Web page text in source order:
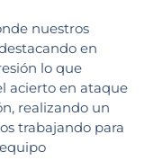
nuestros
en
lo que
acierto en ataque
realizando un
trabajando para